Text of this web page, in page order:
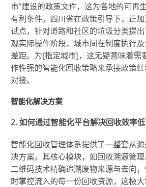
市”建设的政策文件，这为各地的可再
有利条件。四川省在政策引导下，正加
试点，针对道路和社区的垃圾分类提
观实际操作阶段，城市间在制度执行
差距。为[指定城市]，这无疑意味着需
作性强的智能化回收策略来承接政策
对接。
智能化解决方案
2. 如何通过智能化平台解决回收效率低
智能化回收管理体系提供了一整套从
决方案。其核心模块，如回收溯源管
二维码技术精确追溯废物来源与去向
时掌控流入的每一份回收资源，这极